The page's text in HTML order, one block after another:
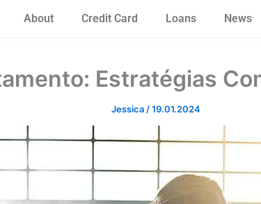
About Credit Card Loans News
Estratégias
Jessica /19.01.2024